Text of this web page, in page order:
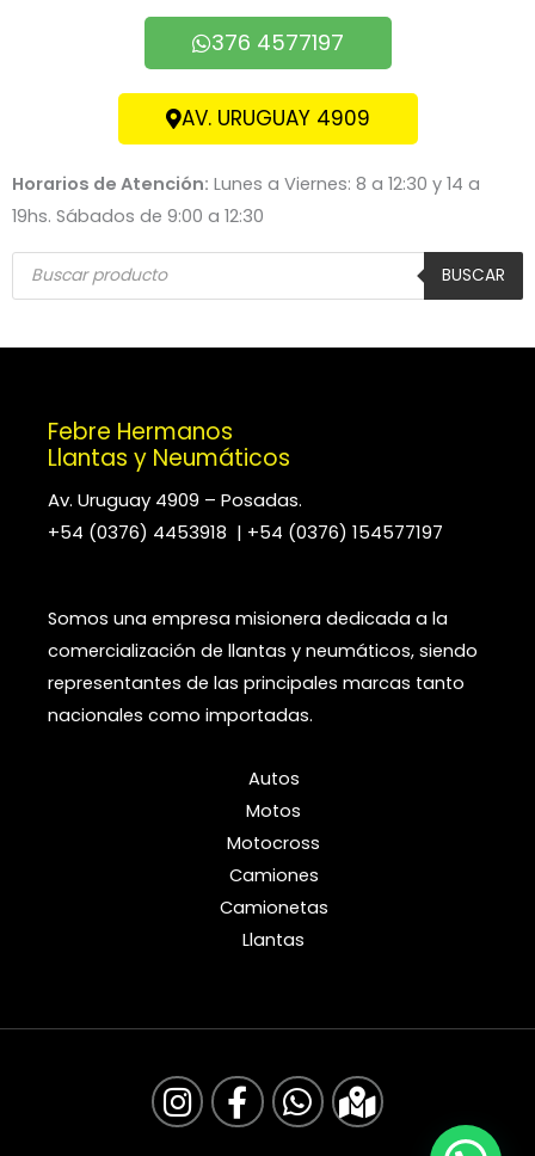
376 4577197
AV. URUGUAY 4909
Horarios de Atención: Lunes a Viernes: 8 a 12:30 y 14 a
19hs. Sábados de 9:00 a 12:30
Búsqueda
de
productos
BUSCAR
Febre Hermanos
Llantas y Neumáticos
Av. Uruguay 4909 – Posadas.
+54 (0376) 4453918 | +54 (0376) 154577197
Somos una empresa misionera dedicada a la
comercialización de llantas y neumáticos, siendo
representantes de las principales marcas tanto
nacionales como importadas.
Autos
Motos
Motocross
Camiones
Camionetas
Llantas
I
n
F
a
W
h
M
a